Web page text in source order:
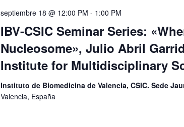
IBV-CSIC Seminar Series:
Nucleosome», Julio Abril
Institute for Multidisciplinary
septiembre 18 @ 12:00 PM - 1:00 PM
Instituto de Biomedicina de Valencia, CSIC. Sede
Valencia, España